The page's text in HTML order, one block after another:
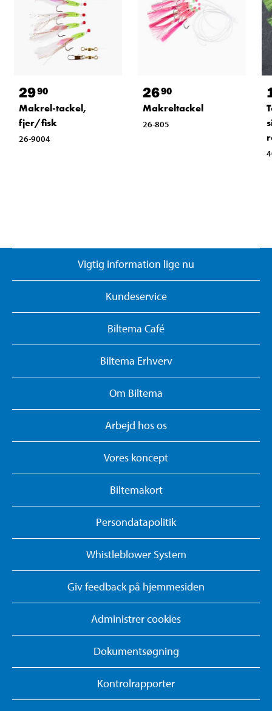
2990
Makrel-tackel,
fjer/fisk
26-9004
2690
Makreltackel
26-805
Vigtig information lige nu
Kundeservice
Biltema Café
Biltema Erhverv
Om Biltema
Arbejd hos os
Vores koncept
Biltemakort
Persondatapolitik
Whistleblower System
Giv feedback på hjemmesiden
Administrer cookies
Dokumentsøgning
Kontrolrapporter